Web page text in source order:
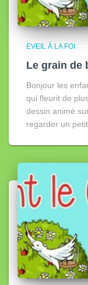
EVEIL À LA FOI
Le grain de
Bonjour les
qui fleurit de
dessin animé
regarder un